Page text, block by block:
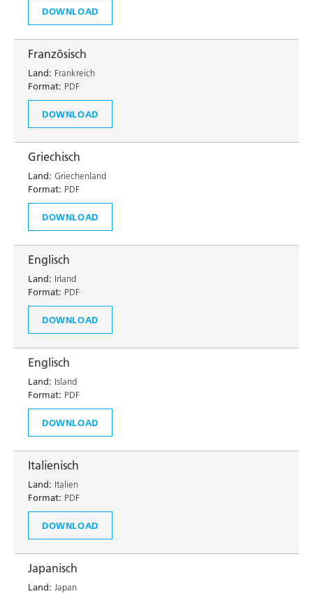
DOWNLOAD
Französisch
Land: Frankreich
Format: PDF
DOWNLOAD
Griechisch
Land: Griechenland
Format: PDF
DOWNLOAD
Englisch
Land: Irland
Format: PDF
DOWNLOAD
Englisch
Land: Island
Format: PDF
DOWNLOAD
Italienisch
Land: Italien
Format: PDF
DOWNLOAD
Japanisch
Land: Japan